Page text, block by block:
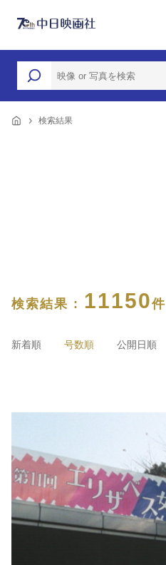
検索結果
検索結果 : 11150件
新着順 号数順 公開日順